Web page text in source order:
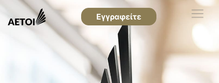
Εγγραφείτε